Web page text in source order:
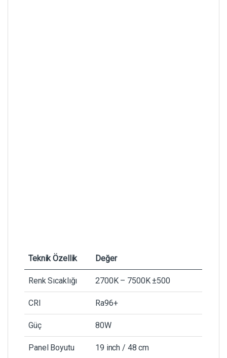
Teknik Özellik Değer
Renk Sıcaklığı 2700K – 7500K ±500
CRI Ra96+
Güç 80W
Panel Boyutu 19 inch / 48 cm